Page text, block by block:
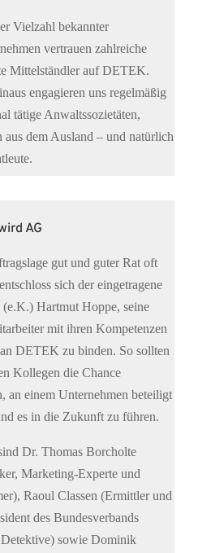
Vielzahl bekannter
vertrauen zahlreiche
Mittelständler auf DETEK.
engagieren uns regelmäßig
tätige Anwaltssozietäten,
aus dem Ausland – und natürlich
AG
gut und guter Rat oft
sich der eingetragene
Hartmut Hoppe, seine
mit ihren Kompetenzen
DETEK zu binden. So sollten
Kollegen die Chance
an einem Unternehmen beteiligt
es in die Zukunft zu führen.
Dr. Thomas Borcholte
Marketing-Experte und
Raoul Classen (Ermittler und
des Bundesverbands
sowie Dominik